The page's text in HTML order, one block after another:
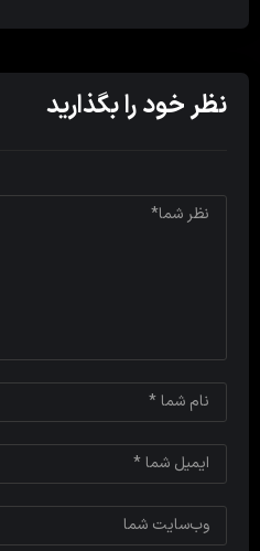
نظر خود را بگذارید